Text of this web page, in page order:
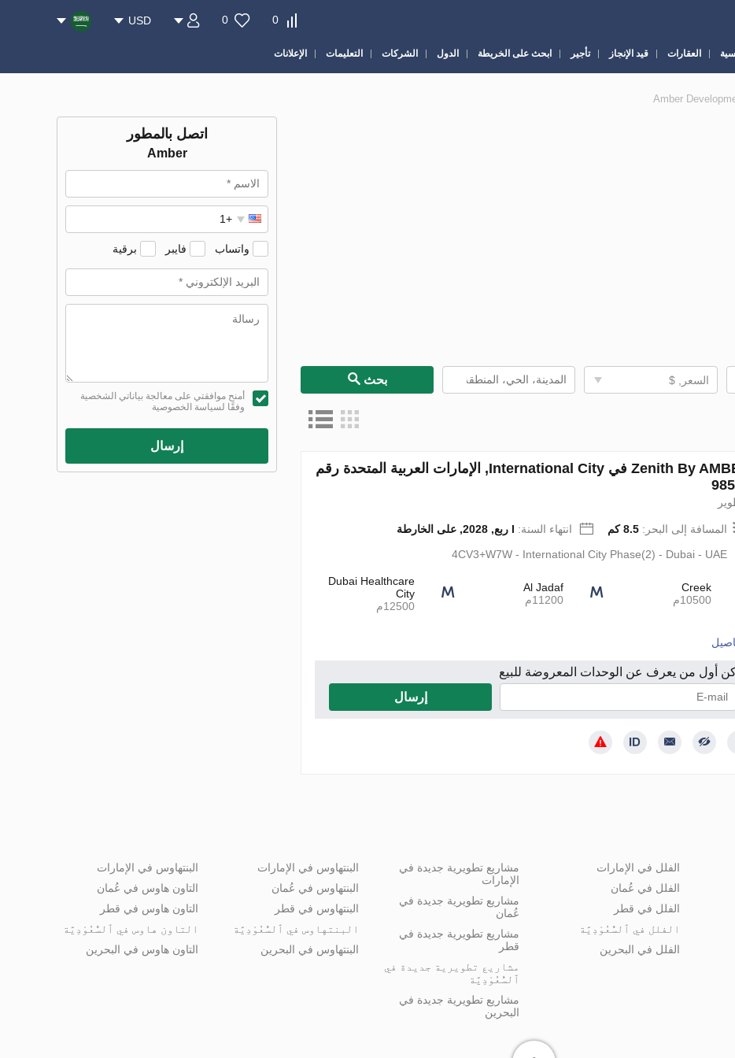
0
0
USD
العقارات قيد الإنجاز تأجير ابحث على الخريطة الدول الشركات التعليمات الإعلانات
Amber
السعر, $ بحث
Zenith By AMBER في International City, الإمارات العربية المتحدة رقم
المسافة إلى البحر: 8.5 كم انتهاء السنة: I ربع, 2028, على الخارطة
4CV3+W7W - International City Phase(2) - Dubai - UAE
Creek
10500م
Al Jadaf
11200م
Dubai Healthcare
City
12500م
أول من يعرف عن الوحدات المعروضة للبيع
إرسال
اتصل بالمطور
Amber
واتساب فايبر برقية
أمنح موافقتي على معالجة بياناتي الشخصية
وفقًا لسياسة الخصوصية
إرسال
الفلل في الإمارات
الفلل في عُمان
الفلل في قطر
الفلل في ٱلسُّعُوْدِيَّة
الفلل في البحرين
مشاريع تطويرية جديدة في
الإمارات
مشاريع تطويرية جديدة في
عُمان
مشاريع تطويرية جديدة في
قطر
مشاريع تطويرية جديدة في
ٱلسُّعُوْدِيَّة
مشاريع تطويرية جديدة في
البحرين
البنتهاوس في الإمارات
البنتهاوس في عُمان
البنتهاوس في قطر
البنتهاوس في ٱلسُّعُوْدِيَّة
البنتهاوس في البحرين
البنتهاوس في الإمارات
التاون هاوس في عُمان
التاون هاوس في قطر
التاون هاوس في ٱلسُّعُوْدِيَّة
التاون هاوس في البحرين